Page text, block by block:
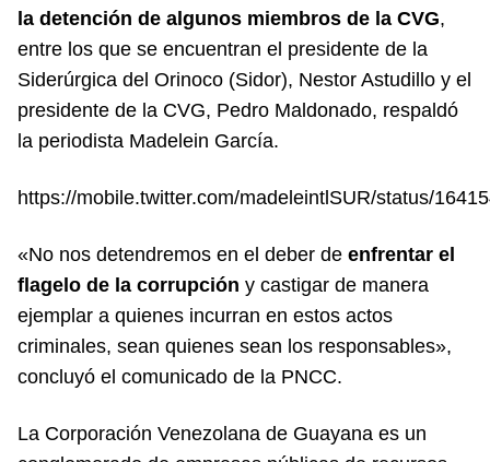
la detención de algunos miembros de la CVG,
entre los que se encuentran el presidente de la
Siderúrgica del Orinoco (Sidor), Nestor Astudillo y el
presidente de la CVG, Pedro Maldonado, respaldó
la periodista Madelein García.
https://mobile.twitter.com/madeleintlSUR/status/
«No nos detendremos en el deber de enfrentar el
flagelo de la corrupción y castigar de manera
ejemplar a quienes incurran en estos actos
criminales, sean quienes sean los responsables»,
concluyó el comunicado de la PNCC.
La Corporación Venezolana de Guayana es un